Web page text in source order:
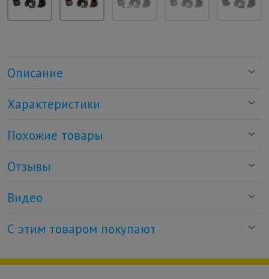
Описание
Характеристики
Похожие товары
Отзывы
Видео
С этим товаром покупают